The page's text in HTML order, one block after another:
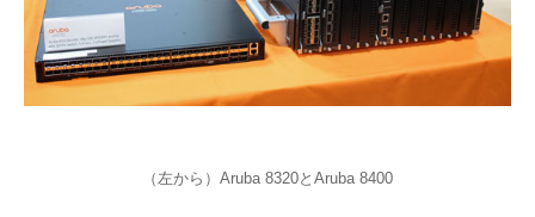
（左から）Aruba 8320とAruba 8400